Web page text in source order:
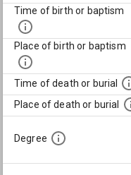
Time of birth or baptism
Place of birth or baptism
Time of death or burial
Place of death or burial
Degree